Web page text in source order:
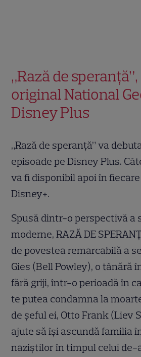
„Rază de
original National
Disney Plus
„Rază de speranță” va
episoade pe Disney Plus.
va fi disponibil apoi în
Disney+.
Spusă dintr-o perspectivă a
moderne, RAZĂ DE
de povestea remarcabilă a
Gies (Bell Powley), o tânără
fără griji, într-o perioadă în
te putea condamna la
de șeful ei, Otto Frank (Liev
ajute să își ascundă familia
naziștilor în timpul celui de-